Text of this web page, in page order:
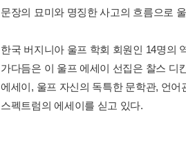
문장의 묘미와 명징한 사고의 흐름으로
한국 버지니아 울프 학회 회원인 14명의
가다듬은 이 울프 에세이 선집은 찰스 디
에세이, 울프 자신의 독특한 문학관, 언
스펙트럼의 에세이를 싣고 있다.